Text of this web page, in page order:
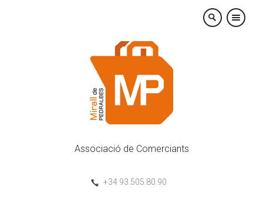
×
Associació de Comerciants
+34 93.505.80.90